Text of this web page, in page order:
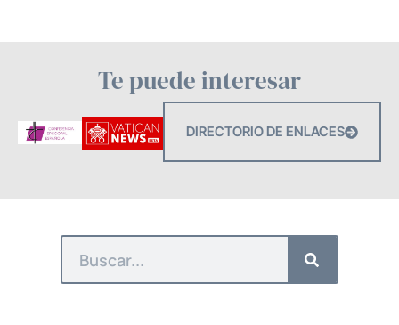
Te puede interesar
DIRECTORIO DE ENLACES